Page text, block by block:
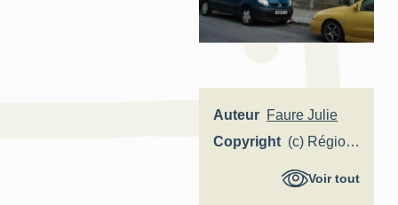
Auteur Faure Julie
Copyright (c) Région
Hauts-de-
Voir tout